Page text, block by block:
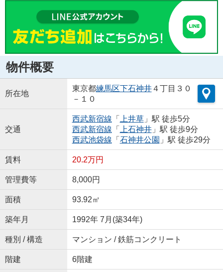
物件概要
所在地
東京都練馬区下石神井４丁目３０
－１０
交通
西武新宿線 「 上井草」駅 徒歩5分
西武新宿線 「 上石神井」駅 徒歩9分
西武池袋線 「 石神井公園 」駅 徒歩29分
賃料 20.2万円
管理費等 8,000円
面積 93.92㎡
築年月 1992年 7月(築34年)
種別 / 構造 マンション / 鉄筋コンクリート
階建 6階建